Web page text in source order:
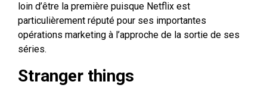
loin d’être la première puisque Netflix est
particulièrement réputé pour ses importantes
opérations marketing à l’approche de la sortie de ses
séries.
Stranger things